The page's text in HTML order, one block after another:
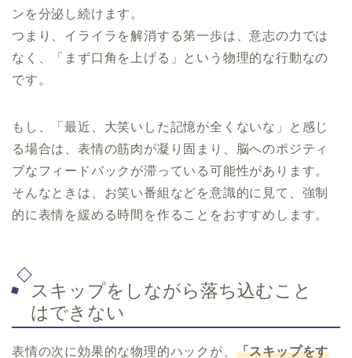
ンを分泌し続けます。
つまり、イライラを解消する第一歩は、意志の力では
なく、「まず口角を上げる」という物理的な行動なの
です。
もし、「最近、大笑いした記憶が全くないな」と感じ
る場合は、表情の筋肉が凝り固まり、脳へのポジティ
ブなフィードバックが滞っている可能性があります。
そんなときは、お笑い番組などを意識的に見て、強制
的に表情を緩める時間を作ることをおすすめします。
スキップをしながら落ち込むこと
はできない
表情の次に効果的な物理的ハックが、 「スキップをす